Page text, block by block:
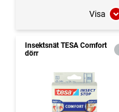
Visa
Insektsnät TESA Comfort
dörr